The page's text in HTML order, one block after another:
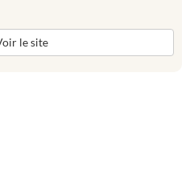
le site